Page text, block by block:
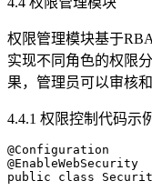
权限管理模块基于
实现不同角色的权限
果，管理员可以审核和
4.4.1 权限控制代码示
@Configuration
@EnableWebSecurity
public class